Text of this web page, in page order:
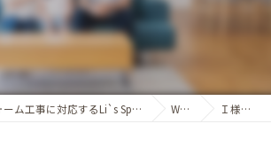
山口市内でリフォーム工事に対応するLi`s SpaceDesignLABO Works Ｉ様離れ